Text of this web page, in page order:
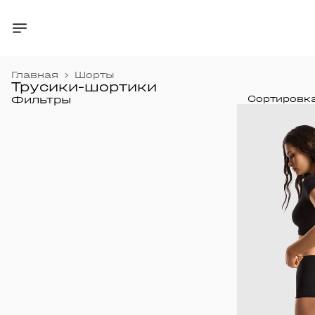
Шорты
Главная ›
Трусики-шортики
Фильтры